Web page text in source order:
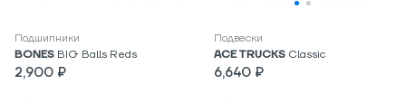
Подшипники
BONES BIG Balls Reds
2,900 ₽
Подвески
ACE TRUCKS Classic
6,640 ₽